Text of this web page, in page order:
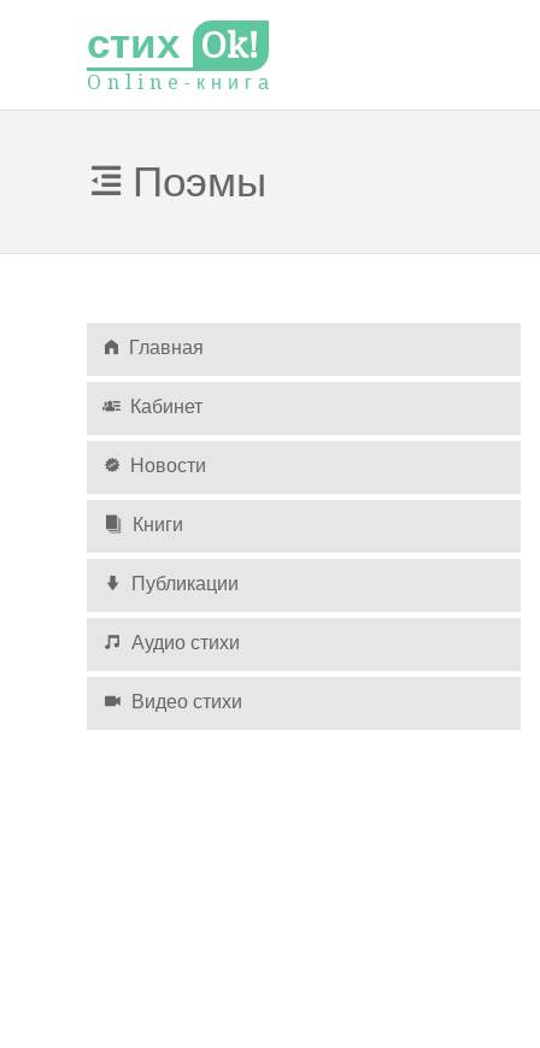
стих Ok!
O n l i n e - к н и г а
Поэмы
Главная
Кабинет
Новости
Книги
Публикации
Аудио стихи
Видео стихи